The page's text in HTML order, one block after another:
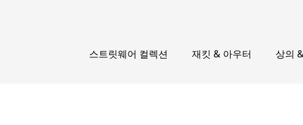
스트릿웨어 컬렉션 재킷 & 아우터 상의